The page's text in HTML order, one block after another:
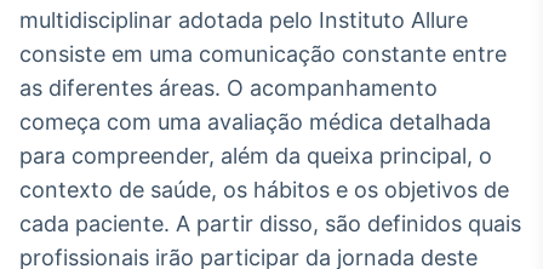
multidisciplinar adotada pelo Instituto Allure
consiste em uma comunicação constante entre
as diferentes áreas. O acompanhamento
começa com uma avaliação médica detalhada
para compreender, além da queixa principal, o
contexto de saúde, os hábitos e os objetivos de
cada paciente. A partir disso, são definidos quais
profissionais irão participar da jornada deste